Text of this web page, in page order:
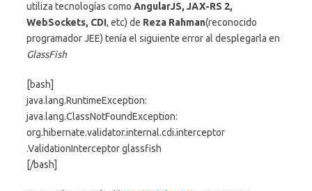
utiliza tecnologías como AngularJS, JAX-RS 2,
WebSockets, CDI, etc) de Reza Rahman(reconocido
programador JEE) tenía el siguiente error al desplegarla en
GlassFish
[bash]
java.lang.RuntimeException:
java.lang.ClassNotFoundException:
org.hibernate.validator.internal.cdi.interceptor
.ValidationInterceptor glassfish
[/bash]